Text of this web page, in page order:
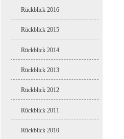
Rückblick 2016
Rückblick 2015
Rückblick 2014
Rückblick 2013
Rückblick 2012
Rückblick 2011
Rückblick 2010